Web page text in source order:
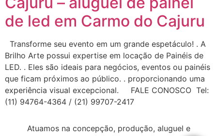
de led em Carmo do Cajuru
Transforme seu evento em um grande espetáculo! . A
Brilho Arte possui expertise em locação de Painéis de
LED. . Eles são ideais para negócios, eventos ou painéis
que ficam próximos ao público. . proporcionando uma
experiência visual excepcional. FALE CONOSCO Tel:
(11) 94764-4364 / (21) 99707-2417
Atuamos na concepção, produção, aluguel e